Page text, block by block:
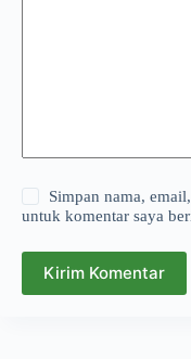
Simpan nama,
untuk komentar saya
Kirim Komentar